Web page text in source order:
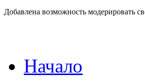
Добавлена возможность модерировать
Начало